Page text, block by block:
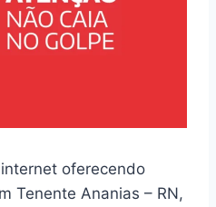
oferecendo
Tenente Ananias – RN,